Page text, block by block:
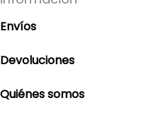
Envíos
Devoluciones
Quiénes somos